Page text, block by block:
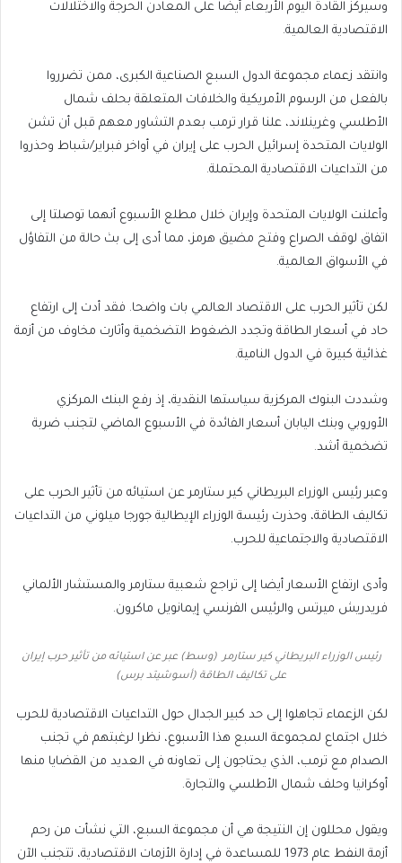
وسيركز القادة اليوم الأربعاء أيضا على المعادن الحرجة والاختلالات
الاقتصادية ‌العالمية.
وانتقد زعماء ⁠⁠مجموعة الدول السبع الصناعية الكبرى، ممن تضرروا
بالفعل من الرسوم الأمريكية والخلافات المتعلقة بحلف شمال
الأطلسي وغرينلاند، علنا قرار ترمب بعدم التشاور معهم قبل أن تشن
الولايات المتحدة إسرائيل الحرب على إيران في أواخر فبراير/شباط وحذروا
من التداعيات الاقتصادية المحتملة.
وأعلنت الولايات المتحدة وإيران خلال مطلع الأسبوع أنهما توصلتا إلى
اتفاق لوقف الصراع وفتح ⁠⁠مضيق هرمز، مما أدى إلى بث حالة من التفاؤل
في الأسواق العالمية.
لكن تأثير الحرب على الاقتصاد العالمي بات واضحا. فقد أدت إلى ارتفاع
حاد في أسعار الطاقة وتجدد الضغوط التضخمية وأثارت مخاوف من أزمة
غذائية كبيرة في الدول النامية.
وشددت البنوك المركزية سياستها النقدية، إذ رفع البنك المركزي
الأوروبي وبنك اليابان أسعار الفائدة في الأسبوع الماضي لتجنب ضربة
تضخمية أشد.
وعبر رئيس الوزراء البريطاني كير ستارمر عن استيائه ⁠⁠من تأثير الحرب على
تكاليف الطاقة، وحذرت رئيسة الوزراء الإيطالية جورجا ميلوني من التداعيات
الاقتصادية والاجتماعية للحرب.
وأدى ارتفاع الأسعار أيضا إلى تراجع شعبية ستارمر والمستشار الألماني
فريدريش ميرتس والرئيس الفرنسي إيمانويل ماكرون.
رئيس الوزراء البريطاني كير ستارمر (وسط) عبر عن استيائه ⁠⁠من تأثير حرب إيران
على تكاليف الطاقة (أسوشيتد برس)
لكن الزعماء تجاهلوا إلى حد كبير الجدال حول التداعيات الاقتصادية للحرب
خلال اجتماع لمجموعة السبع هذا الأسبوع، نظرا لرغبتهم في تجنب
الصدام مع ترمب، الذي يحتاجون إلى تعاونه في العديد من القضايا منها
أوكرانيا وحلف شمال الأطلسي والتجارة.
ويقول محللون إن النتيجة هي أن مجموعة السبع، التي نشأت من رحم
أزمة النفط عام 1973 للمساعدة في إدارة الأزمات الاقتصادية، تتجنب الآن